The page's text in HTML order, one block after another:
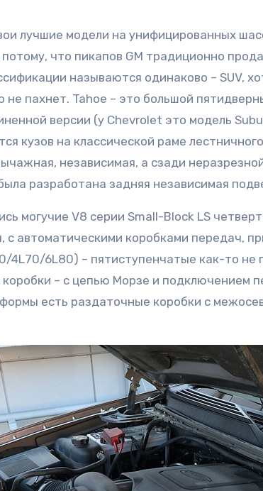
лучшие модели на унифицированных
что пикапов GM традиционно
называются одинаково – SUV,
не пахнет. Tahoe – это большой
версии (у Chevrolet это модель
кузов на классической раме
независимая, а сзади
разработана задняя независимая
могучие V8 серии Small-Block LS
с автоматическими коробками передач,
4L70/6L80) – пятиступенчатые как-то не
– с цепью Морзе и подключением
есть раздаточные коробки с